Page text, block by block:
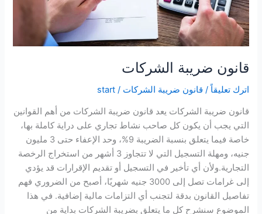
قانون ضريبة الشركات
اترك تعليقاً / قانون ضريبة الشركات /
start
قانون ضريبة الشركات يعد قانون ضريبة الشركات من أهم القوانين
التي يجب أن يكون كل صاحب نشاط تجاري على دراية كاملة بها،
خاصة فيما يتعلق بنسبة الضريبة 9%، وحد الإعفاء حتى 3 مليون
جنيه، ومهلة التسجيل التي لا تتجاوز 3 أشهر من استخراج الرخصة
التجارية.ولأن أي تأخير في التسجيل أو تقديم الإقرارات قد يؤدي
إلى غرامات تصل إلى 3000 جنيه شهريًا، أصبح من الضروري فهم
تفاصيل القانون بدقة لتجنب أي التزامات مالية إضافية. في هذا
الموضوع سنشرح كل ما يتعلق بضريبة الشركات بداية من